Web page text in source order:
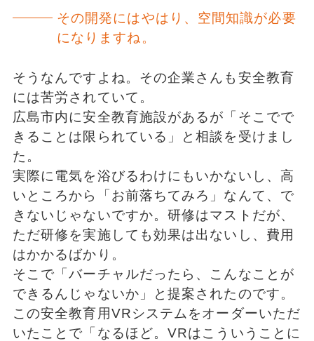
その開発にはやはり、空間知識が必要
になりますね。
そうなんですよね。その企業さんも安全教育
には苦労されていて。
広島市内に安全教育施設があるが「そこでで
きることは限られている」と相談を受けまし
た。
実際に電気を浴びるわけにもいかないし、高
いところから「お前落ちてみろ」なんて、で
きないじゃないですか。研修はマストだが、
ただ研修を実施しても効果は出ないし、費用
はかかるばかり。
そこで「バーチャルだったら、こんなことが
できるんじゃないか」と提案されたのです。
この安全教育用VRシステムをオーダーいただ
いたことで「なるほど。VRはこういうことに